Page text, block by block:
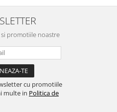
promotiile noastre
cu promotiile
multe in Politica de